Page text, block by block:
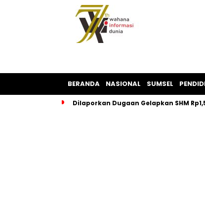
BERANDA NASIONAL SUMSEL
Dilaporkan Dugaan Gelapkan SHM